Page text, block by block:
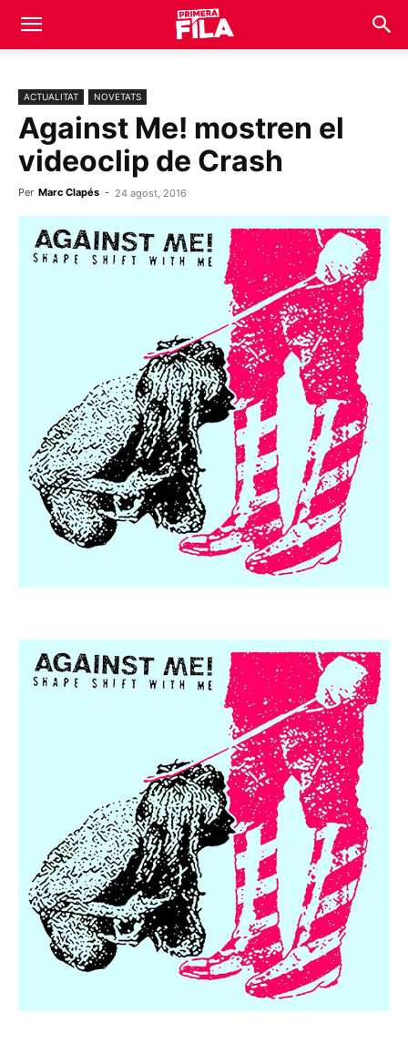
ACTUALITAT NOVETATS
Against Me! mostren el
videoclip de Crash
Per Marc Clapés - 24 agost, 2016